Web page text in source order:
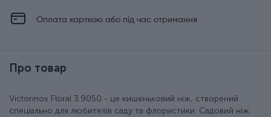
Оплата карткою або під час отримання
Про товар
Victorinox Floral 3.9050 - це кишеньковий ніж, створений
спеціально для любителів саду та флористики. Садовий ніж